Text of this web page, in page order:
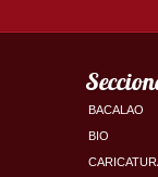
BACALAO
BIO